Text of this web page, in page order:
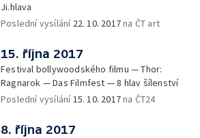
Ji.hlava
Poslední vysílání 22. 10. 2017na ČT art
15. října 2017
Festival bollywoodského filmu — Thor:
Ragnarok — Das Filmfest — 8 hlav šílenství
Poslední vysílání15. 10. 2017na ČT24
8. října 2017